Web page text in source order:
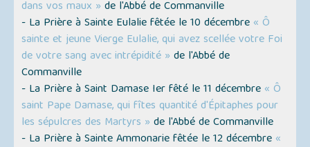
dans vos maux » de l'Abbé de Commanville
- La Prière à Sainte Eulalie fêtée le 10 décembre « Ô
sainte et jeune Vierge Eulalie, qui avez scellée votre Foi
de votre sang avec intrépidité » de l'Abbé de
Commanville
- La Prière à Saint Damase Ier fêté le 11 décembre « Ô
saint Pape Damase, qui fîtes quantité d'Épitaphes pour
les sépulcres des Martyrs » de l'Abbé de Commanville
- La Prière à Sainte Ammonarie fêtée le 12 décembre «